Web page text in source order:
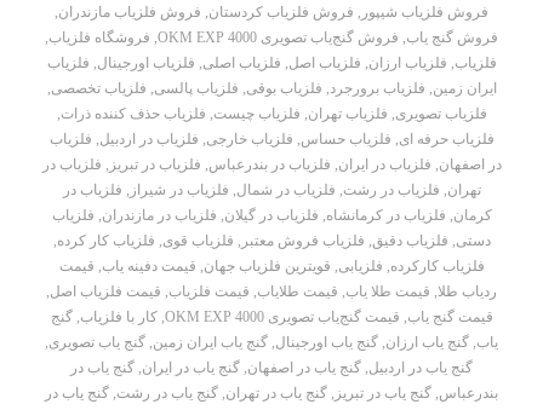
فروش فلزیاب شیپور , فروش فلزیاب کردستان, فروش فلزیاب مازندران,
فروش گنج یاب, فروش گنج‌یاب تصویری OKM EXP 4000 , فروشگاه فلزیاب,
فلزیاب, فلزیاب ارزان, فلزیاب اصل, فلزیاب اصلی, فلزیاب اورجینال, فلزیاب
ایران زمین, فلزیاب برورجرد, فلزیاب بوقی, فلزیاب پالسی, فلزیاب تخصصی,
فلزیاب تصویری, فلزیاب تهران, فلزیاب چیست, فلزیاب حذف کننده ذرات,
فلزیاب حرفه ای, فلزیاب حساس, فلزیاب خارجی, فلزیاب در اردبیل, فلزیاب
در اصفهان, فلزیاب در ایران, فلزیاب در بندرعباس, فلزیاب در تبریز , فلزیاب در
تهران, فلزیاب در رشت, فلزیاب در شمال, فلزیاب در شیراز , فلزیاب در
کرمان, فلزیاب در کرمانشاه, فلزیاب در گیلان, فلزیاب در مازندران, فلزیاب
دستی, فلزیاب دقیق, فلزیاب فروش معتبر , فلزیاب قوی, فلزیاب کار کرده,
فلزیاب کارکرده, فلزیابی, قویترین فلزیاب جهان, قیمت دفینه یاب, قیمت
ردیاب طلا, قیمت طلا یاب, قیمت طلایاب, قیمت فلزیاب, قیمت فلزیاب اصل,
قیمت گنج یاب, قیمت گنج‌یاب تصویری OKM EXP 4000 ,کار با فلزیاب,گنج
یاب, گنج یاب ارزان, گنج یاب اورجینال, گنج یاب ایران زمین, گنج یاب تصویری,
گنج یاب در اردبیل, گنج یاب در اصفهان, گنج یاب در ایران, گنج یاب در
بندرعباس, گنج یاب در تبریز , گنج یاب در تهران, گنج یاب در رشت, گنج یاب در